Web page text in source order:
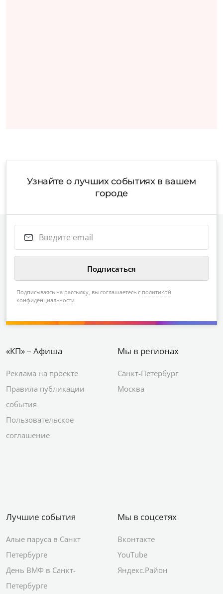
Узнайте о лучших событиях в вашем
городе
Подписываясь на рассылку, вы соглашаетесь с политикой
конфиденциальности
«КП» – Афиша
Реклама на проекте
Правила публикации
события
Пользовательское
соглашение
Мы в регионах
Санкт-Петербург
Москва
Лучшие события
Алые паруса в Санкт
Петербурге
День ВМФ в Санкт-
Петербурге
Мы в соцсетях
Вконтакте
YouTube
Яндекс.Район